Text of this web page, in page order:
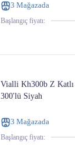
3 Mağazada
Başlangıç ​​fiyatı:
Vialli Kh300b Z Katlı
300'lü Siyah
3 Mağazada
Başlangıç ​​fiyatı: